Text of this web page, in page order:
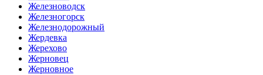
Железноводск
Железногорск
Железнодорожный
Жердевка
Жерехово
Жерновец
Жерновное